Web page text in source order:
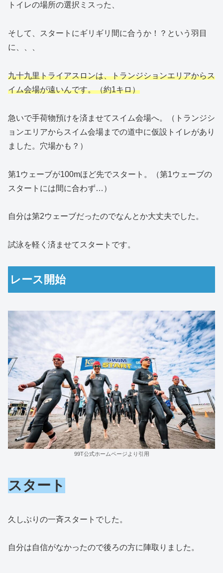
トイレの場所の選択ミスった、
そして、スタートにギリギリ間に合うか！？という羽目
に、、、
九十九里トライアスロンは、トランジションエリアからス
イム会場が遠いんです。（約1キロ）
急いで手荷物預けを済ませてスイム会場へ。（トランジシ
ョンエリアからスイム会場までの道中に仮設トイレがあり
ました。穴場かも？）
第1ウェーブが100mほど先でスタート。（第1ウェーブの
スタートには間に合わず…）
自分は第2ウェーブだったのでなんとか大丈夫でした。
試泳を軽く済ませてスタートです。
レース開始
99T公式ホームページより引用
スタート
久しぶりの一斉スタートでした。
自分は自信がなかったので後ろの方に陣取りました。